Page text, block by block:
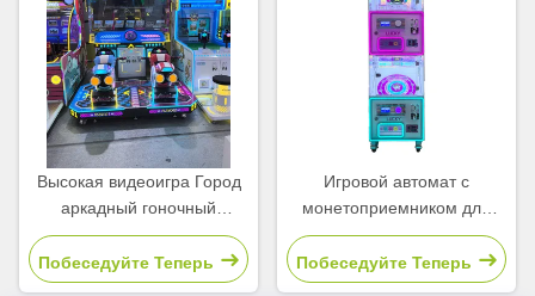
Высокая видеоигра Город
аркадный гоночный
симулятор 2 игрок
торговый автомат для
детей
Побеседуйте Теперь
Игровой автомат с
монетоприемником для
развлекательных центров с
купюроприемником
Побеседуйте Теперь